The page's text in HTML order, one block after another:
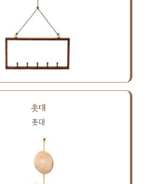
촛대
촛대